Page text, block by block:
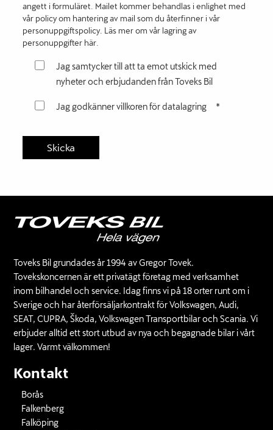
angett i formuläret. Mailet kommer behandlas i enlighet med
vår policy om hantering av mail som du återfinner i vår
personuppgiftspolicy. Läs mer om vår lagring av
personuppgifter här.
Jag samtycker till att ta emot utskick med
nyheter och erbjudanden från Toveks Bil
Jag godkänner villkoren för datalagring *
Toveks Bil grundades år 1994 av Gregor Tovek.
Tovekskoncernen är ett privatägt företag med verksamhet
inom bilhandel och service. Idag finns vi på 18 orter runt om i
Sverige och har återförsäljarkontrakt för Volkswagen, Audi,
SEAT, CUPRA, Škoda, Volkswagen Transportbilar och Scania. Vi
erbjuder alltid ett stort utbud av nya och begagnade bilar i vårt
lager. Varmt välkommen!
Kontakt
Borås
Falkenberg
Falköping